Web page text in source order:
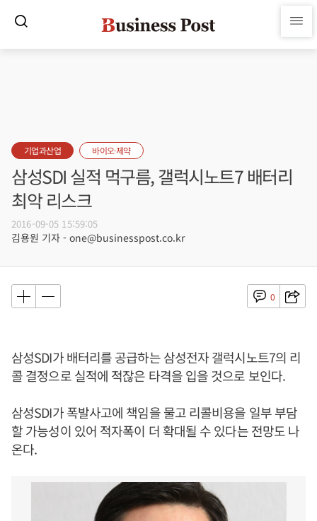
기업과산업 바이오·제약
삼성SDI 실적 먹구름, 갤럭시노트7 배터리
최악 리스크
2016-09-05 15:59:05
김용원 기자 - one@businesspost.co.kr
0
삼성SDI가 배터리를 공급하는 삼성전자 갤럭시노트7의 리
콜 결정으로 실적에 적잖은 타격을 입을 것으로 보인다.
삼성SDI가 폭발사고에 책임을 물고 리콜비용을 일부 부담
할 가능성이 있어 적자폭이 더 확대될 수 있다는 전망도 나
온다.